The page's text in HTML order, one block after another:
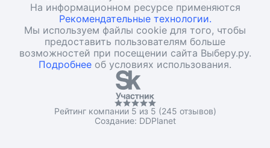
На информационном ресурсе применяются
Рекомендательные технологии.
Мы используем файлы cookie для того, чтобы
предоставить пользователям больше
возможностей при посещении сайта Выберу.ру.
Подробнее об условиях использования.
Рейтинг компании 5 из 5 (245 отзывов)
Создание: DDPlanet